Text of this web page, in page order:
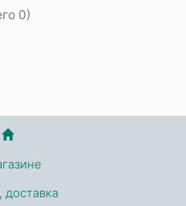
0)
доставка